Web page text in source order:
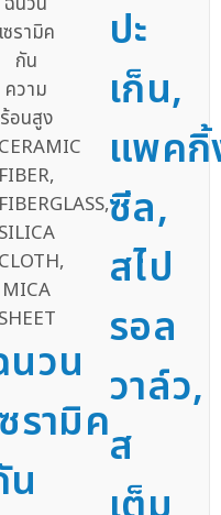
นวน
รามิค
ปะ
เก็น,
แพคกิ้
ซีล,
สไป
รอล
วาล์ว,
ส